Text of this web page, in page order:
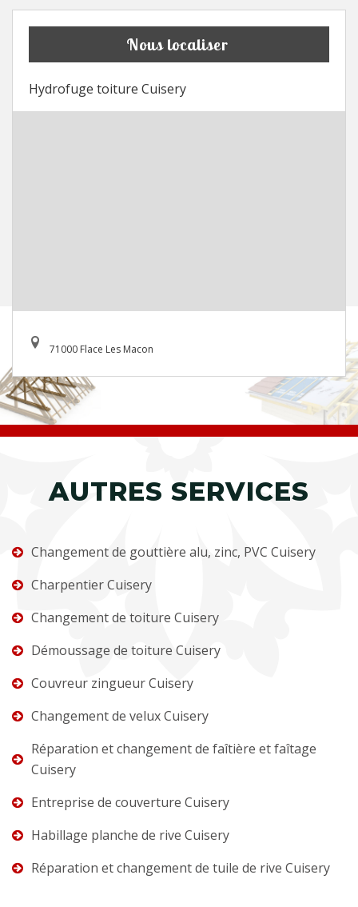
Nous localiser
Hydrofuge toiture Cuisery
71000 Flace Les Macon
AUTRES SERVICES
Changement de gouttière alu, zinc, PVC Cuisery
Charpentier Cuisery
Changement de toiture Cuisery
Démoussage de toiture Cuisery
Couvreur zingueur Cuisery
Changement de velux Cuisery
Réparation et changement de faîtière et faîtage
Cuisery
Entreprise de couverture Cuisery
Habillage planche de rive Cuisery
Réparation et changement de tuile de rive Cuisery